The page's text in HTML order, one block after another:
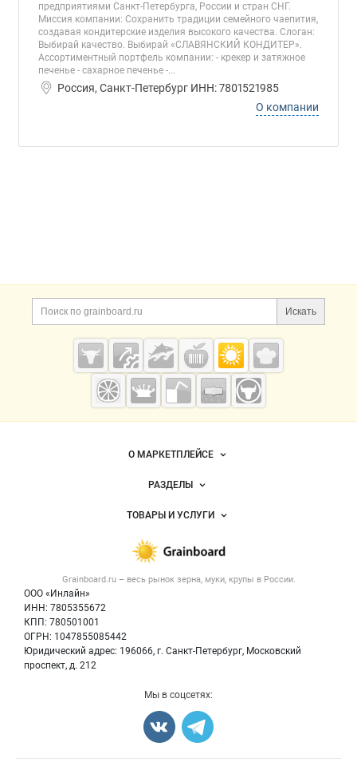
предприятиями Санкт-Петербурга, России и стран СНГ.
Миссия компании: Сохранить традиции семейного чаепития,
создавая кондитерские изделия высокого качества. Слоган:
Выбирай качество. Выбирай «СЛАВЯНСКИЙ КОНДИТЕР».
Ассортиментный портфель компании: - крекер и затяжное
печенье - сахарное печенье -...
Россия, Санкт-Петербург ИНН: 7801521985
О компании
Дополнительная информация
Поиск по сайту и
Искать
Cсылки на полезные проекты
Grainboard.ru
— зерно и
мука
Важные разделы и контакты
Grainboard.ru – весь рынок зерна, муки, крупы в России.
ООО «Инлайн»
ИНН: 7805355672
КПП: 780501001
ОГРН: 1047855085442
Юридический адрес: 196066, г. Санкт-Петербург, Московский
проспект, д. 212
Навигация по сайтуО МАРКЕТПЛЕЙСЕ
Новости Grainboard.ru
Размещение рекламы
Публичная оферта
Контактная информация
Политика обработки персональных данных
РАЗДЕЛЫ
Объявления
Новости рынка
ТОВАРЫ И УСЛУГИ
Крупы
Мука
Мы в соцсетях: